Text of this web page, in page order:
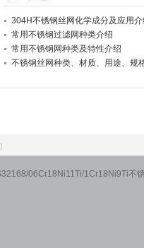
304H不锈钢丝网化学成分及应用
常用不锈钢过滤网种类介绍
常用不锈钢网种类及特性介绍
不锈钢丝网种类、材质、用途、规
06Cr18Ni11Ti/1Cr18Ni9Ti不